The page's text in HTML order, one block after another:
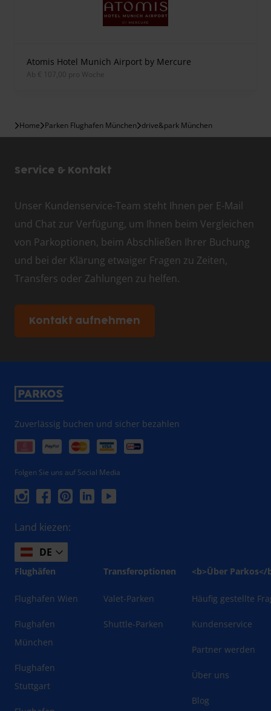
Atomis Hotel Munich Airport by Mercure
ab € 107,00 pro Woche
Home Parken Flughafen München drive&park München
Service & Kontakt
Unser Kundenservice-Team steht Ihnen per E-Mail
und Chat zur Verfügung, um Ihnen beim Vergleichen
von Parkoptionen, beim Abschließen Ihrer Buchung
und bei der Klärung etwaiger Fragen zu Zeiten,
Transfers oder Zahlungen zu helfen.
Kontakt aufnehmen
Zuverlässig buchen und sicher bezahlen
Folgen Sie uns auf Social Media
Land kiezen:
DE
Flughäfen
Flughafen Wien
Flughafen
München
Flughafen
Stuttgart
Transferoptionen
Valet-Parken
Shuttle-Parken
<b>Über Parkos</
Häufig gestellte
Kundenservice
Partner werden
Über uns
Blog